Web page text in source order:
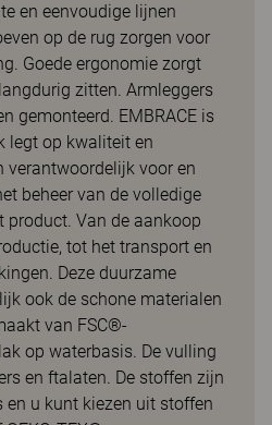
en eenvoudige lijnen
op de rug zorgen voor
Goede ergonomie zorgt
zitten. Armleggers
gemonteerd. EMBRACE is
legt op kwaliteit en
verantwoordelijk voor en
beheer van de volledige
product. Van de aankoop
tot het transport en
Deze duurzame
ook de schone materialen
van FSC®-
op waterbasis. De vulling
en ftalaten. De stoffen zijn
u kunt kiezen uit stoffen